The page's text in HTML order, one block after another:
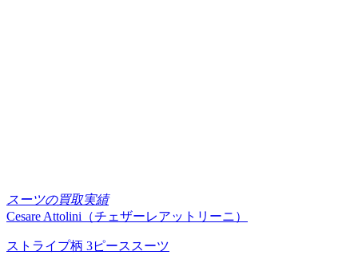
スーツの買取実績
Cesare Attolini（チェザーレアットリーニ）
ストライプ柄 3ピーススーツ